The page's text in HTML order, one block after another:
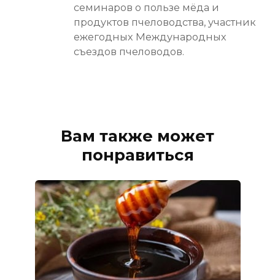
семинаров о пользе мёда и
продуктов пчеловодства, участник
ежегодных Международных
съездов пчеловодов.
Вам также может
понравиться